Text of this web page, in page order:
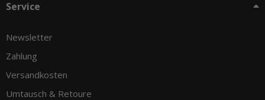
Service
Newsletter
Zahlung
Versandkosten
Umtausch & Retoure